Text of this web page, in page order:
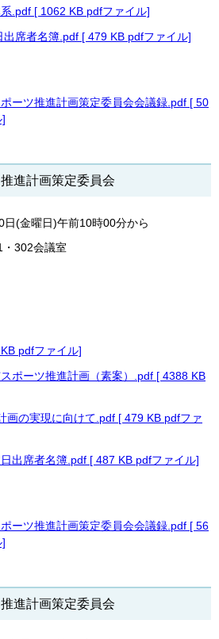
.pdf [ 1062 KB pdfファイル]
出席者名簿.pdf [ 479 KB pdfファイル]
ーツ推進計画策定委員会会議録.pdf [ 50
進計画策定委員会
(金曜日)午前10時00分から
302会議室
pdfファイル]
ポーツ推進計画（素案）.pdf [ 4388 KB
の実現に向けて.pdf [ 479 KB pdfファ
出席者名簿.pdf [ 487 KB pdfファイル]
ーツ推進計画策定委員会会議録.pdf [ 56
進計画策定委員会